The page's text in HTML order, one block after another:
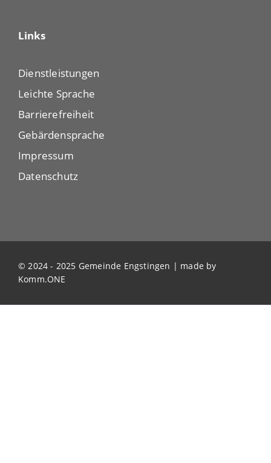
Links
Dienstleistungen
Leichte Sprache
Barrierefreiheit
Gebärdensprache
Impressum
Datenschutz
© 2024 - 2025 Gemeinde Engstingen | made by
Komm.ONE